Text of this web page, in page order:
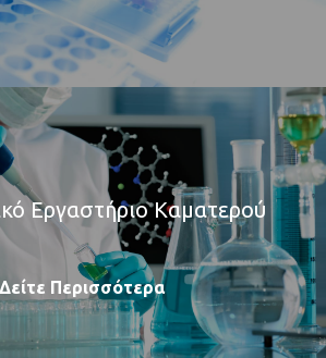
Εργαστήριο Καματερού
Δείτε Περισσότερα